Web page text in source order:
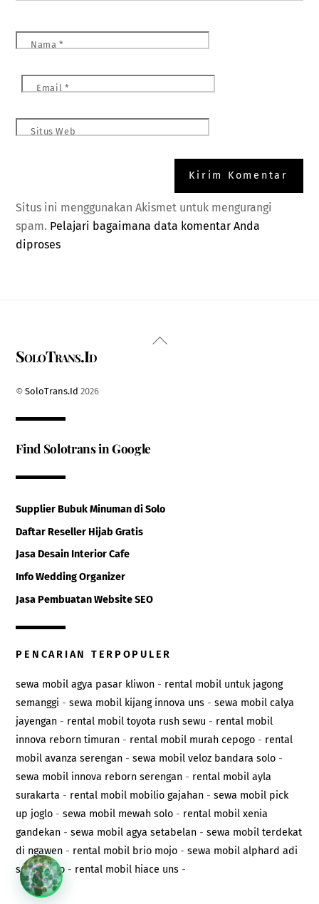
Nama *
Email *
Situs Web
Situs ini menggunakan Akismet untuk mengurangi
spam. Pelajari bagaimana data komentar Anda
diproses
Back
SoloTrans.Id
©SoloTrans.Id 2026
Find Solotrans in Google
Supplier Bubuk Minuman di Solo
Daftar Reseller Hijab Gratis
Jasa Desain Interior Cafe
Info Wedding Organizer
Jasa Pembuatan Website SEO
PENCARIAN TERPOPULER
sewa mobil agya pasar kliwon - rental mobil untuk jagong
semanggi -sewa mobil kijang innova uns -sewa mobil calya
jayengan - rental mobil toyota rush sewu - rental mobil
innova reborn timuran - rental mobil murah cepogo - rental
mobil avanza serengan -sewa mobil veloz bandara solo -
sewa mobil innova reborn serengan - rental mobil ayla
surakarta - rental mobil mobilio gajahan -sewa mobil pick
up joglo -sewa mobil mewah solo - rental mobil xenia
gandekan -sewa mobil agya setabelan -sewa mobil terdekat
di ngawen - rental mobil brio mojo -sewa mobil alphard adi
soemarmo - rental mobil hiace uns -